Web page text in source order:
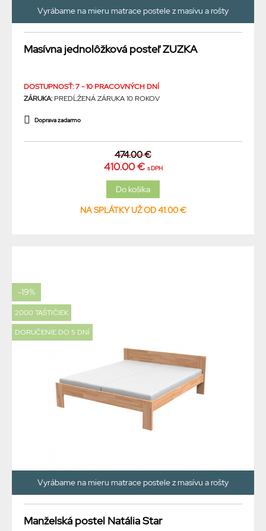
Vyrábame na mieru matrace postele z masívu a rošty
Masívna jednolôžková posteľ ZUZKA
DOSTUPNOSŤ: 7 - 10 PRACOVNÝCH DNÍ
ZÁRUKA:PREDĹŽENÁ ZÁRUKA 10 ROKOV
Doprava zadarmo
474.00 €
410.00 € s DPH
NA SPLÁTKY UŽ OD 41.00 €
-19%
2000 TAŠTIČIEK
DORUČENIE DO 5 DNÍ
Vyrábame na mieru matrace postele z masívu a rošty
Manželská postel Natália Star